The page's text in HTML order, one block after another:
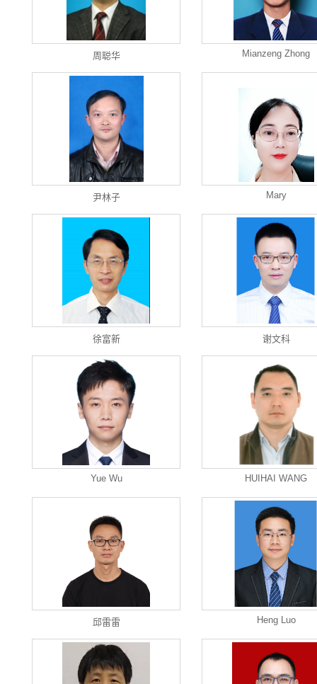
周聪华 Mianzeng Zhong
尹林子 Mary
徐富新 谢文科
Yue Wu HUIHAI WANG
邱雷雷 Heng Luo